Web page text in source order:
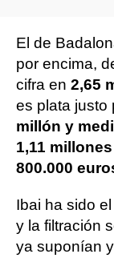
El de
por encima,
cifra en 2,65
es plata justo
millón y
1,11
800.000
Ibai ha sido
y la filtración
ya suponían